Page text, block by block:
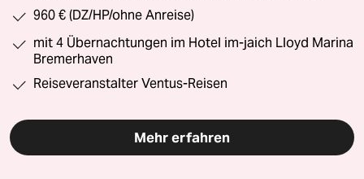
960 € (DZ/HP/ohne Anreise)
mit 4 Übernachtungen im Hotel im-jaich Lloyd Marina
Bremerhaven
Reiseveranstalter Ventus-Reisen
Mehr erfahren